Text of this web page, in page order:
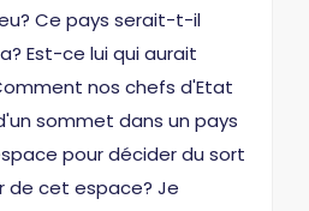
Ce pays serait-t-il
Est-ce lui qui aurait
nos chefs d'Etat
sommet dans un pays
pour décider du sort
cet espace? Je